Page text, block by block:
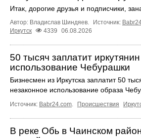
Итак, дорогие друзья и подписчики,
Автор: Владислав Шиндяев. Источник:
Иркутск
4339 06.08.2026
50 тысяч заплатит
использование Чебурашки
Бизнесмен из Иркутска заплатит 50
незаконное использование образа
Источник: Babr24.com. Происшествия
В реке Обь в Чаинском